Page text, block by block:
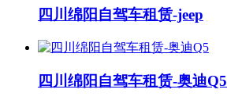
四川绵阳自驾车租赁-jeep
四川绵阳自驾车租赁-奥迪Q5